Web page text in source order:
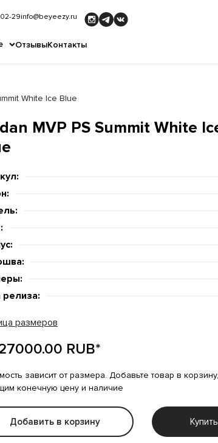
ОтзывыКонтакты
29info@beyeezy.ru
White Ice Blue
MVP PS Summit White
релиза:
размеров
RUB*
зависит от размера. Добавьте товар в
конечную цену и наличие
Добавить в корзину